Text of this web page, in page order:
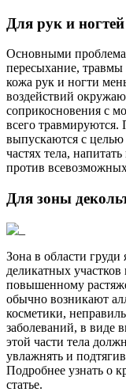
Для рук и ногтей
Основными
пересыхание, травмы
кожа рук и ногти
воздействий
соприкосновения с
всего
выпускаются с
частях тела,
против
Для зоны
Зона в области
деликатных
повышенному
обычно возникают
косметики,
заболеваний, в виде
этой части тела
увлажнять и
Подробнее узнать о
статье.